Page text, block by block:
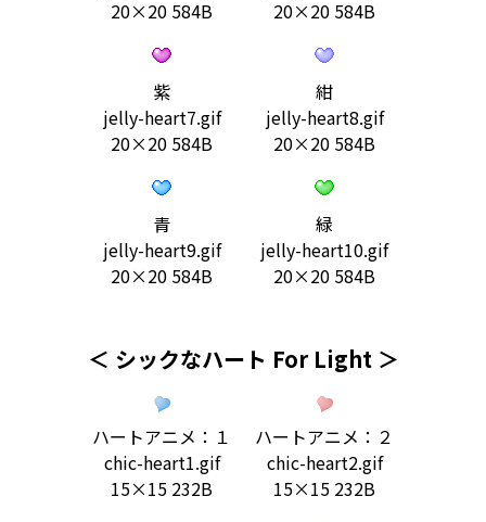
20×20 584B
20×20 584B
紫
jelly-heart7.gif
20×20 584B
紺
jelly-heart8.gif
20×20 584B
青
jelly-heart9.gif
20×20 584B
緑
jelly-heart10.gif
20×20 584B
＜ シックなハート For Light ＞
ハートアニメ：１
chic-heart1.gif
15×15 232B
ハートアニメ：２
chic-heart2.gif
15×15 232B